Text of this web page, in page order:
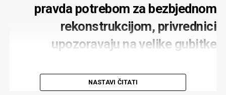
pravda potrebom za bezbjednom
rekonstrukcijom, privrednici
upozoravaju na velike gubitke
NASTAVI ČITATI